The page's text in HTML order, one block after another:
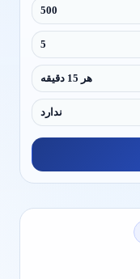
500
5
هر 15 دقیقه
ندارد